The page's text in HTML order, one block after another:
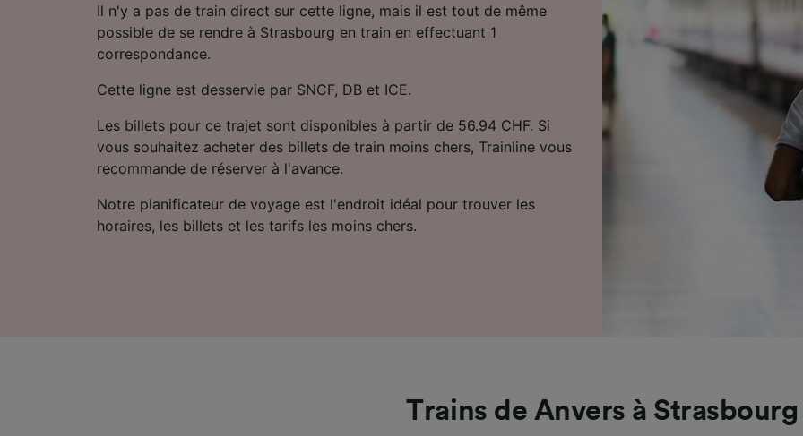
Il n'y a pas de train direct sur cette ligne, mais il est tout de même
possible de se rendre à Strasbourg en train en effectuant 1
correspondance.
Cette ligne est desservie par SNCF, DB et ICE.
Les billets pour ce trajet sont disponibles à partir de 56.94 CHF. Si
vous souhaitez acheter des billets de train moins chers, Trainline vous
recommande de réserver à l'avance.
Notre planificateur de voyage est l'endroit idéal pour trouver les
horaires, les billets et les tarifs les moins chers.
Trains de Anvers à Strasbourg